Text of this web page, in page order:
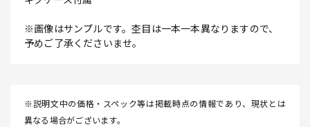
※画像はサンプルです。杢目は一本一本異なりますので、
予めご了承くださいませ。
※説明文中の価格・スペック等は掲載時点の情報であり、現状とは
異なる場合がございます。